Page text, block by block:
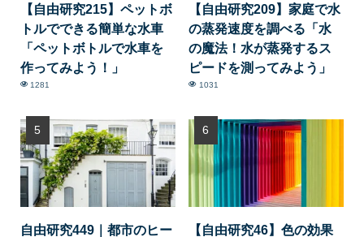
【自由研究215】ペットボ
トルでできる簡単な水車
「ペットボトルで水車を
作ってみよう！」
1281
【自由研究209】家庭で水
の蒸発速度を調べる「水
の魔法！水が蒸発するス
ピードを測ってみよう」
1031
自由研究449｜都市のヒー
【自由研究46】色の効果